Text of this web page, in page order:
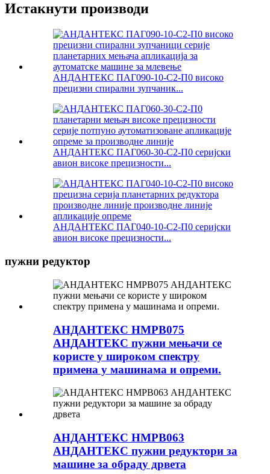
Истакнути производи
АНДАНТЕКС ПАГ090-10-С2-П0 високо
прецизни спирални зупчаник...
АНДАНТЕКС ПАГ060-30-С2-П0 серијски
авион високе прецизности...
АНДАНТЕКС ПАГ040-10-С2-П0 серијски
авион високе прецизности...
пужни редуктор
АНДАНТЕКС НМРВ075
АНДАНТЕКС пужни мењачи се
користе у широком спектру
примена у машинама и опреми.
АНДАНТЕКС НМРВ063
АНДАНТЕКС пужни редуктори за
машине за обраду дрвета